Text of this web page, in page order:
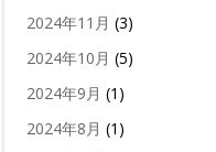
2024年11月 (3)
2024年10月 (5)
2024年9月 (1)
2024年8月 (1)